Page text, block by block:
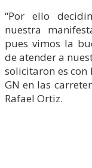
“Por ello
nuestra
pues vimos la
de atender a
solicitaron es
GN en las
Rafael Ortiz.